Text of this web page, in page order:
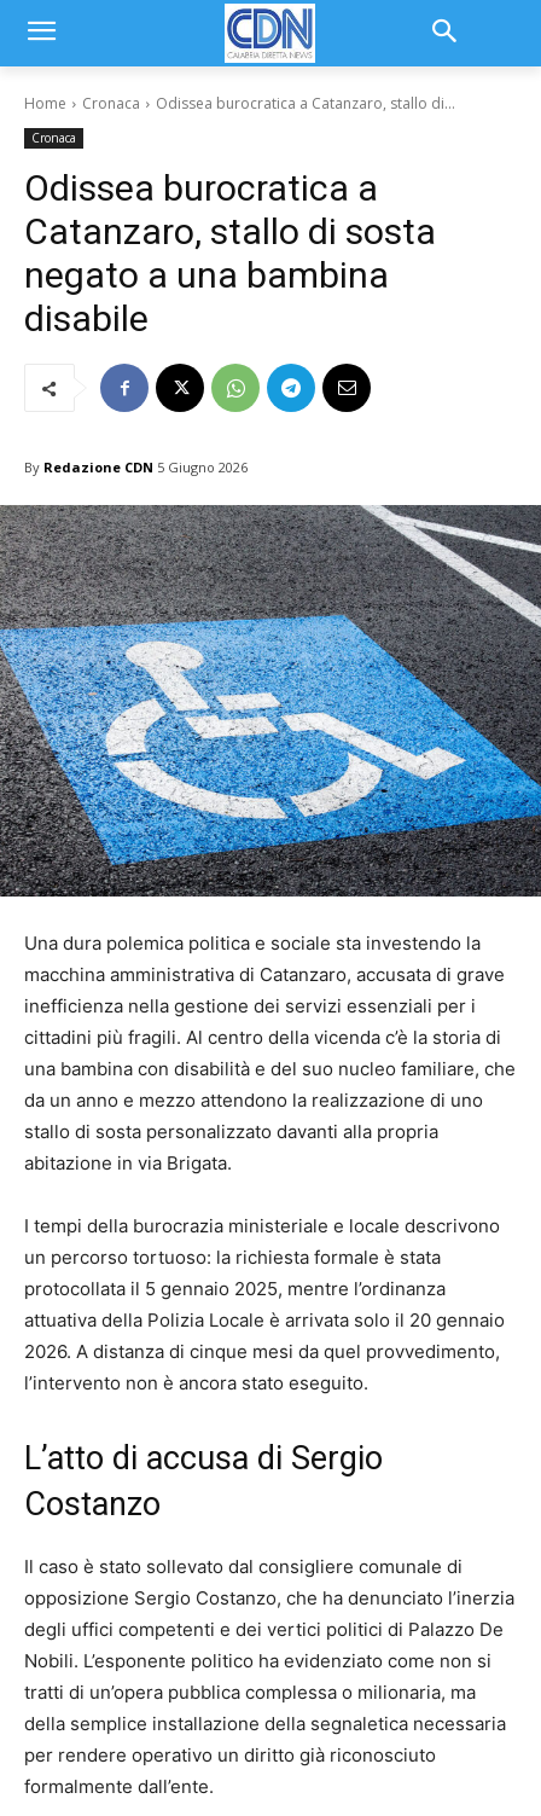
Home Cronaca Odissea burocratica a Catanzaro, stallo di...
Cronaca
Odissea burocratica a
Catanzaro, stallo di sosta
negato a una bambina
disabile
By Redazione CDN 5 Giugno 2026
Una dura polemica politica e sociale sta investendo la
macchina amministrativa di Catanzaro, accusata di grave
inefficienza nella gestione dei servizi essenziali per i
cittadini più fragili. Al centro della vicenda c’è la storia di
una bambina con disabilità e del suo nucleo familiare, che
da un anno e mezzo attendono la realizzazione di uno
stallo di sosta personalizzato davanti alla propria
abitazione in via Brigata.
I tempi della burocrazia ministeriale e locale descrivono
un percorso tortuoso: la richiesta formale è stata
protocollata il 5 gennaio 2025, mentre l’ordinanza
attuativa della Polizia Locale è arrivata solo il 20 gennaio
2026. A distanza di cinque mesi da quel provvedimento,
l’intervento non è ancora stato eseguito.
L’atto di accusa di Sergio
Costanzo
Il caso è stato sollevato dal consigliere comunale di
opposizione Sergio Costanzo, che ha denunciato l’inerzia
degli uffici competenti e dei vertici politici di Palazzo De
Nobili. L’esponente politico ha evidenziato come non si
tratti di un’opera pubblica complessa o milionaria, ma
della semplice installazione della segnaletica necessaria
per rendere operativo un diritto già riconosciuto
formalmente dall’ente.